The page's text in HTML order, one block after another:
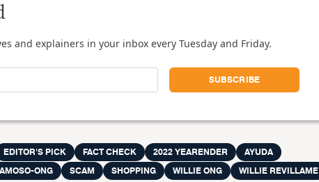
and explainers in your inbox every Tuesday and Friday.
EDITOR'S PICK FACT CHECK 2022 YEARENDER
AYUDA
ONG SCAM SHOPPING WILLIE ONG
WILLIE REVILLAME